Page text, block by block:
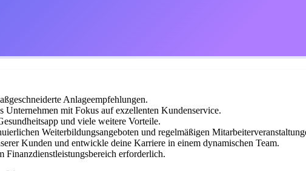
Anlageempfehlungen.
Unternehmen mit Fokus auf exzellenten Kundenservice.
und viele weitere Vorteile.
Weiterbildungsangeboten und regelmäßigen
Kunden und entwickle deine Karriere in einem dynamischen Team.
Finanzdienstleistungsbereich erforderlich.